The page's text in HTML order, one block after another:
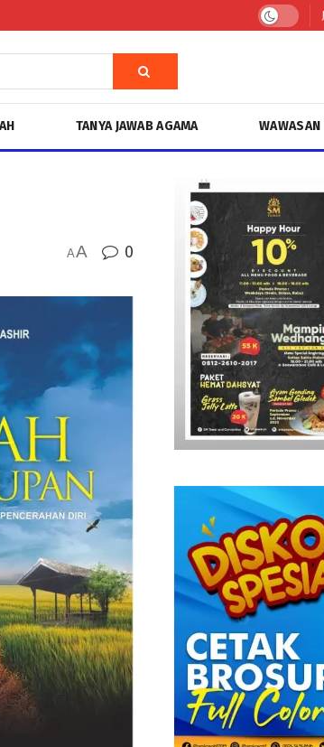
TANYA JAWAB AGAMA WAWASAN
AA 0